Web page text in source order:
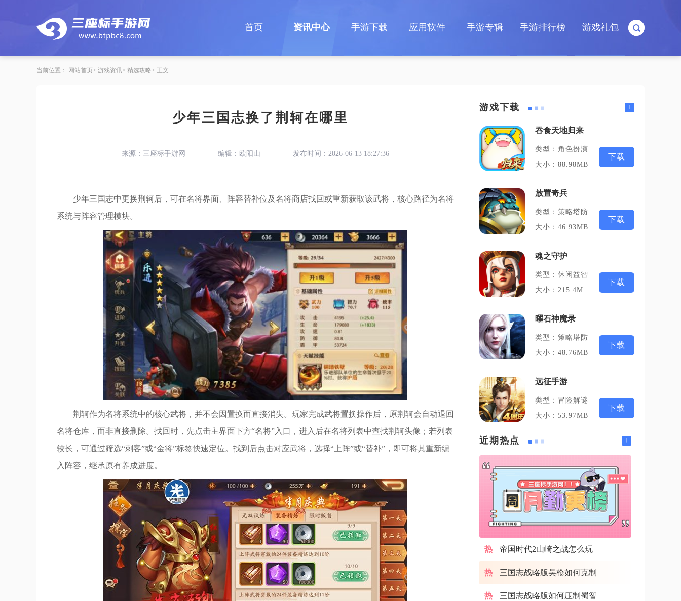
首页 资讯中心 手游下载 应用软件 手游专辑 手游排行榜 游戏礼包
当前位置： 网站首页 游戏资讯 精选攻略 正文
少年三国志换了荆轲在哪里
来源：三座标手游网 编辑：欧阳山 发布时间：2026-06-13 18:27:36
少年三国志中更换荆轲后，可在名将界面、阵容替补位及名将商店找回或重新获取该武将，核心路径为名将
系统与阵容管理模块。
荆轲作为名将系统中的核心武将，并不会因置换而直接消失。玩家完成武将置换操作后，原荆轲会自动退回
名将仓库，而非直接删除。找回时，先点击主界面下方“名将”入口，进入后在名将列表中查找荆轲头像；若列表
较长，可通过筛选“刺客”或“金将”标签快速定位。找到后点击对应武将，选择“上阵”或“替补”，即可将其重新编
入阵容，继承原有养成进度。
游戏下载 +
吞食天地归来
类型：角色扮演
大小：88.98MB
下载
放置奇兵
类型：策略塔防
大小：46.93MB
下载
魂之守护
类型：休闲益智
大小：215.4M
下载
曜石神魔录
类型：策略塔防
大小：48.76MB
下载
远征手游
类型：冒险解谜
大小：53.97MB
下载
近期热点 +
帝国时代2山崎之战怎么玩
三国志战略版吴枪如何克制
三国志战略版如何压制蜀智